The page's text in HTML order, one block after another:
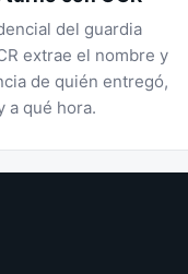
del guardia
extrae el nombre y
de quién entregó,
a qué hora.